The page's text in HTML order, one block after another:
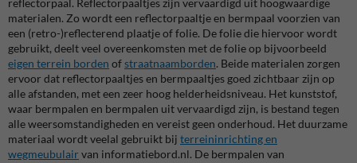
materialen. Zo wordt een reflectorpaaltje en bermpaal voorzien van
een (retro-)reflecterend plaatje of folie. De folie die hiervoor wordt
gebruikt, deelt veel overeenkomsten met de folie op bijvoorbeeld
eigen terrein borden ofstraatnaamborden. Beide materialen zorgen
ervoor dat reflectorpaaltjes en bermpaaltjes goed zichtbaar zijn op
alle afstanden, met een zeer hoog helderheidsniveau. Het kunststof,
waar bermpalen en bermpalen uit vervaardigd zijn, is bestand tegen
alle weersomstandigheden en vereist geen onderhoud. Het duurzame
materiaal wordt veelal gebruikt bij terreininrichting en
wegmeubulair van informatiebord.nl. De bermpalen van